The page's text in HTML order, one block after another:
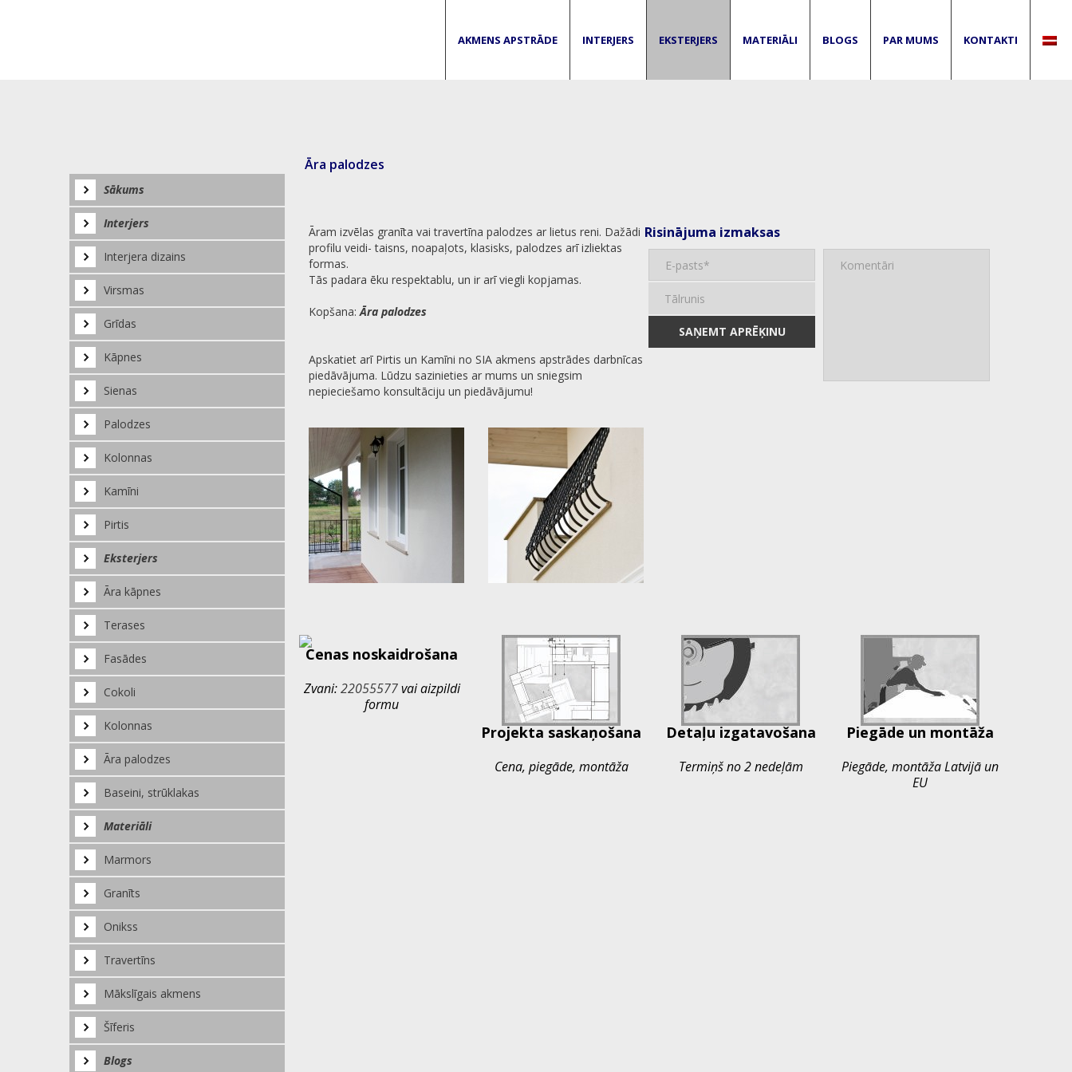
AKMENS APSTRĀDE INTERJERS EKSTERJERS MATERIĀLI BLOGS PAR MUMS KONTAKTI
Āra palodzes
Āram izvēlas granīta vai travertīna palodzes ar lietus reni. Dažādi
profilu veidi- taisns, noapaļots, klasisks, palodzes arī izliektas
formas.
Tās padara ēku respektablu, un ir arī viegli kopjamas.
Kopšana:Āra palodzes
Apskatiet arī Pirtis un Kamīni no SIA akmens apstrādes darbnīcas
piedāvājuma. Lūdzu sazinieties ar mums un sniegsim
nepieciešamo konsultāciju un piedāvājumu!
Risinājuma izmaksas
Cenas noskaidrošana
Zvani:22055577vai aizpildi
formu
Projekta saskaņošana
Cena, piegāde, montāža
Detaļu izgatavošana
Termiņš no 2 nedeļām
Piegāde un montāža
Piegāde, montāža Latvijā un
EU
Sākums
Interjers
Interjera dizains
Virsmas
Grīdas
Kāpnes
Sienas
Palodzes
Kolonnas
Kamīni
Pirtis
Eksterjers
Āra kāpnes
Terases
Fasādes
Cokoli
Kolonnas
Āra palodzes
Baseini, strūklakas
Materiāli
Marmors
Granīts
Onikss
Travertīns
Mākslīgais akmens
Šīferis
Blogs